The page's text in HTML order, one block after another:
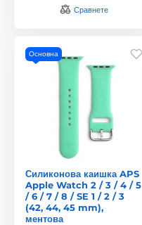
Сравнете
Основна
Силиконова каишка APS
Apple Watch 2 / 3 / 4 / 5
/ 6 / 7 / 8 / SE 1 / 2 / 3
(42, 44, 45 mm),
ментова